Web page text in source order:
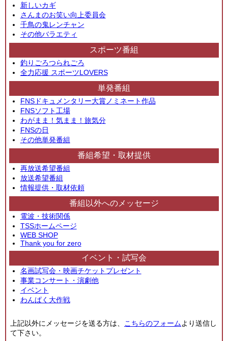
新しいカギ
さんまのお笑い向上委員会
千鳥の鬼レンチャン
その他バラエティ
スポーツ番組
釣りごろつられごろ
全力応援 スポーツLOVERS
単発番組
FNSドキュメンタリー大賞ノミネート作品
FNSソフト工場
わがまま！気まま！旅気分
FNSの日
その他単発番組
番組希望・取材提供
再放送希望番組
放送希望番組
情報提供・取材依頼
番組以外へのメッセージ
電波・技術関係
TSSホームページ
WEB SHOP
Thank you for zero
イベント・試写会
名画試写会・映画チケットプレゼント
事業コンサート・演劇他
イベント
わんぱく大作戦
上記以外にメッセージを送る方は、 こちらのフォームより送信し
て下さい。